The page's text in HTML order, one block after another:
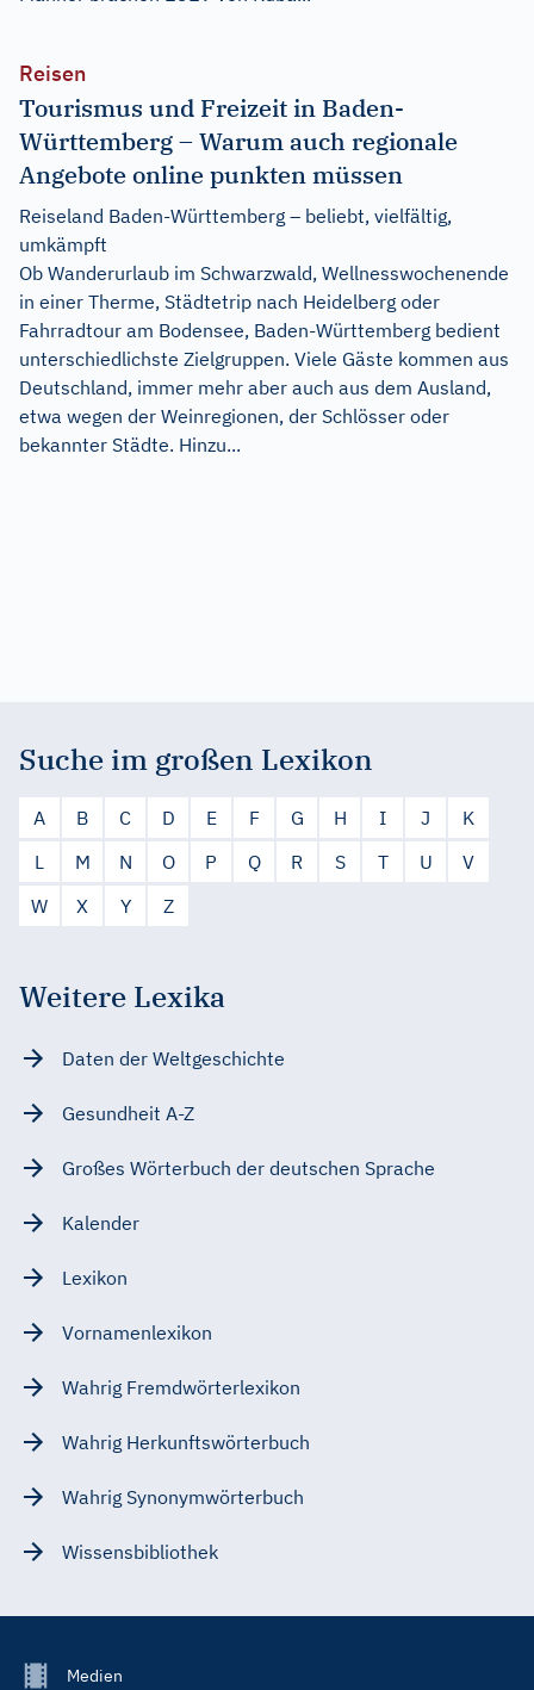
Reisen
Tourismus und Freizeit in Baden-
Württemberg – Warum auch regionale
Angebote online punkten müssen
Reiseland Baden-Württemberg – beliebt, vielfältig,
umkämpft
Ob Wanderurlaub im Schwarzwald, Wellnesswochenende
in einer Therme, Städtetrip nach Heidelberg oder
Fahrradtour am Bodensee, Baden-Württemberg bedient
unterschiedlichste Zielgruppen. Viele Gäste kommen aus
Deutschland, immer mehr aber auch aus dem Ausland,
etwa wegen der Weinregionen, der Schlösser oder
bekannter Städte. Hinzu...
Suche im großen Lexikon
A B C D E F G H I J
K
L
M N O P Q R S T U
V
W
X Y Z
Weitere Lexika
Daten der Weltgeschichte
Gesundheit A-Z
Großes Wörterbuch der deutschen Sprache
Kalender
Lexikon
Vornamenlexikon
Wahrig Fremdwörterlexikon
Wahrig Herkunftswörterbuch
Wahrig Synonymwörterbuch
Wissensbibliothek
FooterMedien